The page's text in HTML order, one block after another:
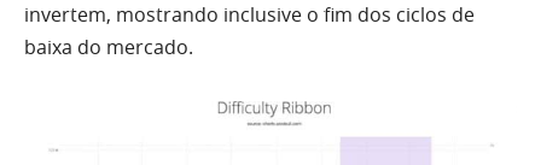
invertem, mostrando inclusive o fim dos ciclos de
baixa do mercado.